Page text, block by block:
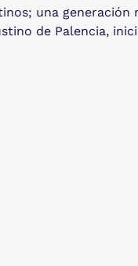
una generación
de Palencia,